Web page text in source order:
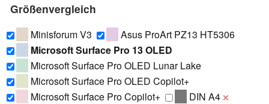
Größenvergleich
Minisforum V3
Asus ProArt PZ13 HT5306
Microsoft Surface Pro 13 OLED
Microsoft Surface Pro OLED Lunar Lake
Microsoft Surface Pro OLED Copilot+
Microsoft Surface Pro Copilot+
DIN A4 ❌